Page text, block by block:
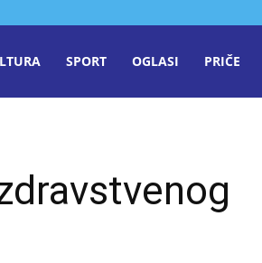
SPORT OGLASI PRIČE